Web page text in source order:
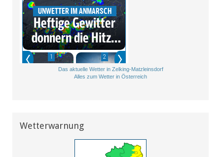
Das aktuelle Wetter in Zelking-Matzleinsdorf
Alles zum Wetter in Österreich
Wetterwarnung